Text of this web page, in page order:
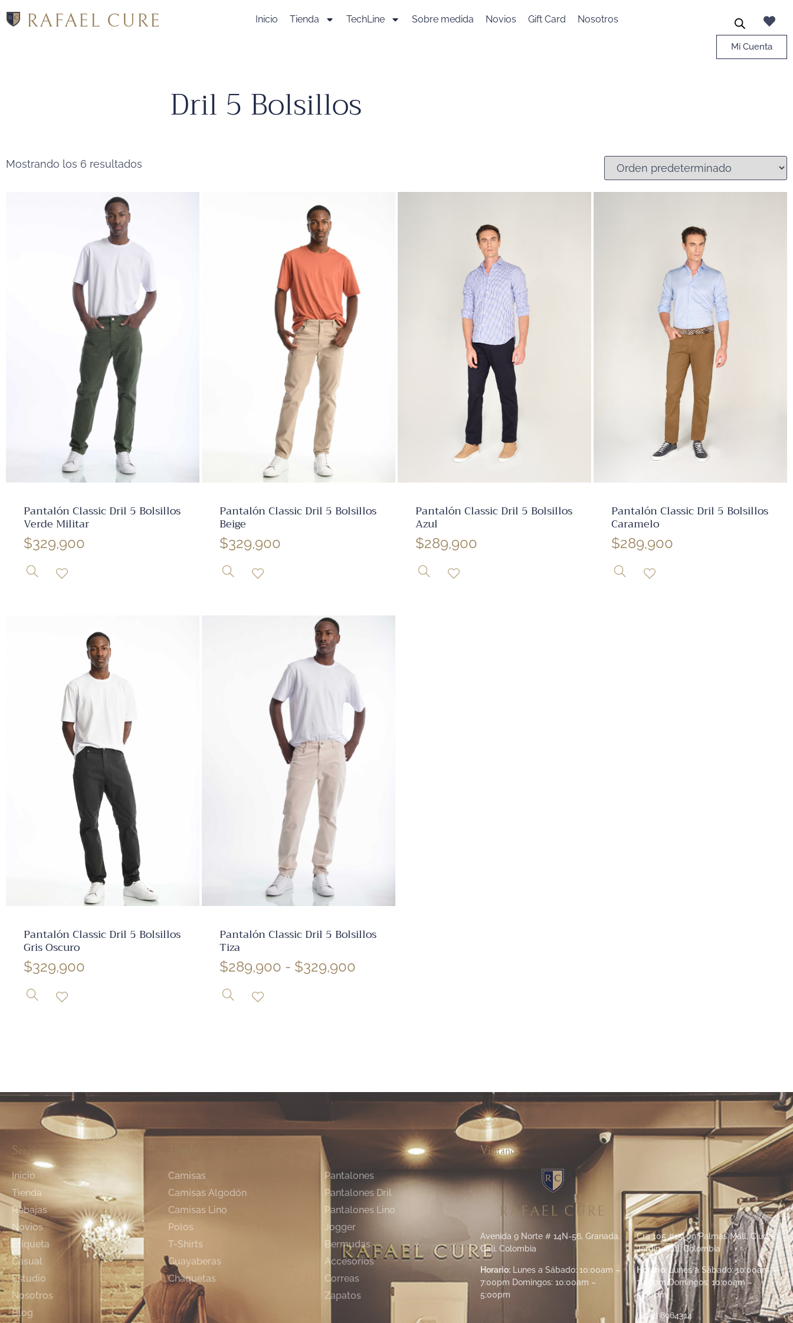
RAFAEL CURE Inicio Tienda TechLine Sobre medida Novios Gift Card Nosotros
Mi Cuenta
Dril 5 Bolsillos
Mostrando los 6 resultados
Pantalón Classic Dril 5 Bolsillos
Verde Militar
$329,900
Pantalón Classic Dril 5 Bolsillos
Beige
$329,900
Pantalón Classic Dril 5 Bolsillos
Azul
$289,900
Pantalón Classic Dril 5 Bolsillos
Caramelo
$289,900
Pantalón Classic Dril 5 Bolsillos
Gris Oscuro
$329,900
Pantalón Classic Dril 5 Bolsillos
Tiza
$289,900 - $329,900
Secciones
Inicio
Tienda
Rebajas
Novios
Etiqueta
Casual
Estudio
Nosotros
Blog
Camisas
Camisas Algodón
Camisas Lino
Polos
T-Shirts
Guayaberas
Chaquetas
Pantalones
Pantalones Dril
Pantalones Lino
Jogger
Bermudas
Accesorios
Correas
Zapatos
Visítanos
RAFAEL CURE
Avenida 9 Norte # 14N-56, Granada.
Cali, Colombia
Horario: Lunes a Sábado: 10:00am –
7:00pm Domingos: 10:00am –
5:00pm
Cra 105 #15-09 Palmas Mall, Ciudad
Jardín. Cali, Colombia
Horario:Lunes a Sábado: 10:00am –
7:00pm Domingos: 10:00am –
5:00pm
(60 2) 8964314